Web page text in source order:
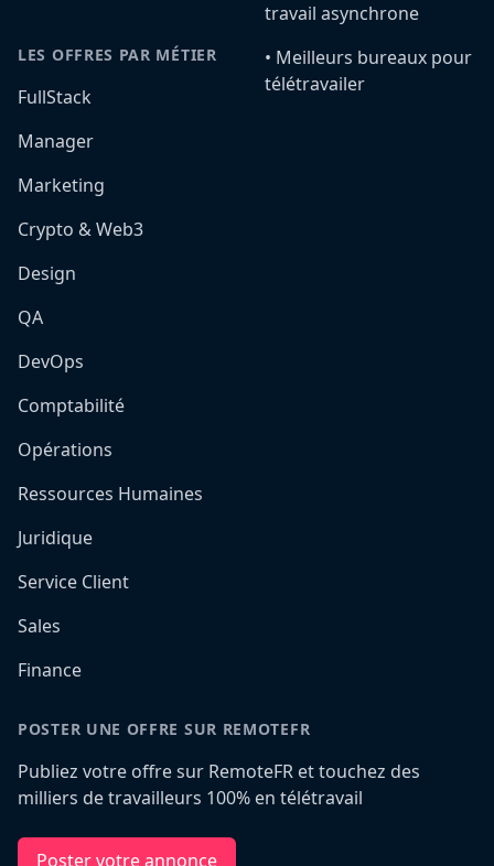
LES OFFRES PAR MÉTIER
FullStack
Manager
Marketing
Crypto & Web3
Design
QA
DevOps
Comptabilité
Opérations
Ressources Humaines
Juridique
Service Client
Sales
Finance
travail asynchrone
•️ Meilleurs bureaux pour
télétravailer
POSTER UNE OFFRE SUR REMOTEFR
Publiez votre offre sur RemoteFR et touchez des
milliers de travailleurs 100% en télétravail
Poster votre annonce